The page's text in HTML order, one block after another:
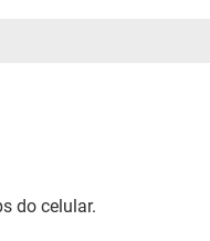
do celular.